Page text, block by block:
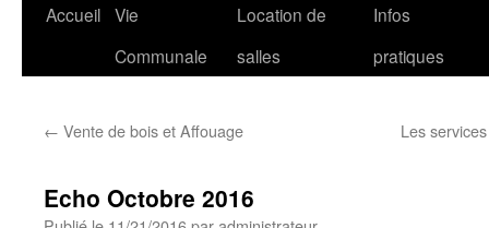
Aller
Accueil Vie
Communale
Location de
salles
Infos
pratiques
← Vente de bois et Affouage Les
Echo Octobre 2016